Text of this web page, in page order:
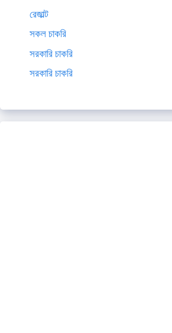
রেজাল্ট
সকল চাকরি
সরকারি চাকরি
সরকারি চাকরি